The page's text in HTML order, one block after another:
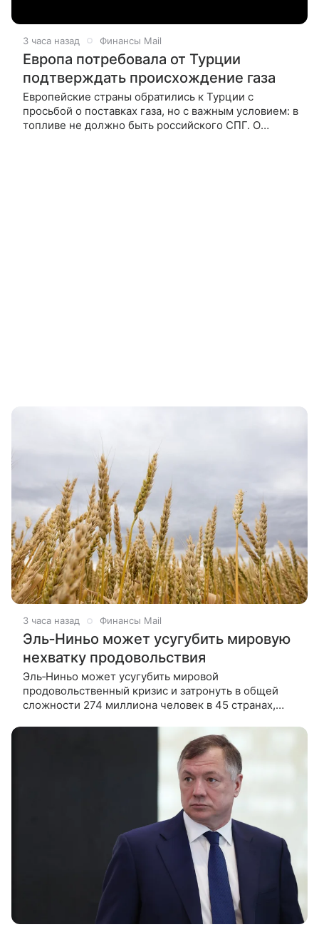
3 часа назад Финансы Mail
Европа потребовала от Турции
подтверждать происхождение газа
Европейские страны обратились к Турции с
просьбой о поставках газа, но с важным условием: в
топливе не должно быть российского СПГ. О
3 часа назад Финансы Mail
Эль‑Ниньо может усугубить мировую
нехватку продовольствия
Эль‑Ниньо может усугубить мировой
продовольственный кризис и затронуть в общей
сложности 274 миллиона человек в 45 странах,
делится издание Le Figaro. Сильное